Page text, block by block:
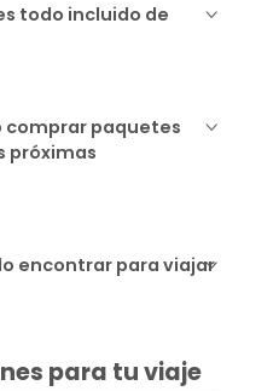
todo incluido de
comprar paquetes
próximas
encontrar para viajar
para tu viaje